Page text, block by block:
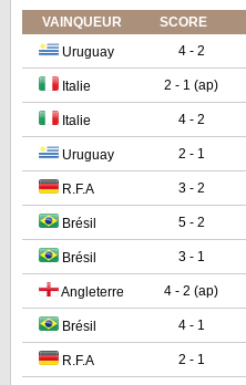
VAINQUEUR SCORE
Uruguay
4 - 2
Italie 2 - 1 (ap)
Italie 4 - 2
Uruguay 2 - 1
R.F.A 3 - 2
Brésil 5 - 2
Brésil 3 - 1
Angleterre 4 - 2 (ap)
Brésil 4 - 1
R.F.A 2 - 1